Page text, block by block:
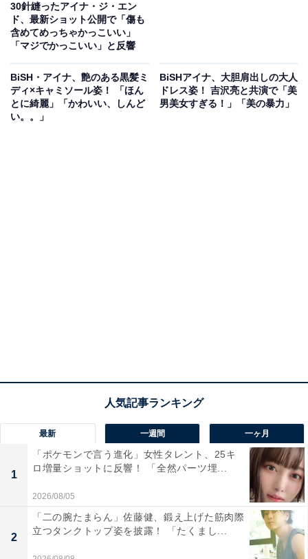
30針縫ったアイナ・ジ・エン
ド、最新ショット公開で「傷も
含めてめっちゃかっこいい」
「マジでかっこいい」と反響
BiSH・アイナ、艶のある黒髪ミ
ディ×キャミソール姿！ 「ほん
とに綺麗」「かわいい、しんど
い。。」
BiSHアイナ、大胆肩出しの大人
ドレス姿！ 吉沢亮と共演で「美
男美女すぎる！」「美の暴力」
最新 一週間 一ヶ月
1
「ポケモンで言う進化」女性タレント、25キ
ロ増量ショットに反響！ 「全然パーツ埋...
2026/08/05
2
「二の腕たまらん」佐藤健、鍛え上げた筋肉際
立つタンクトップ姿を披露！ 「たくまし...